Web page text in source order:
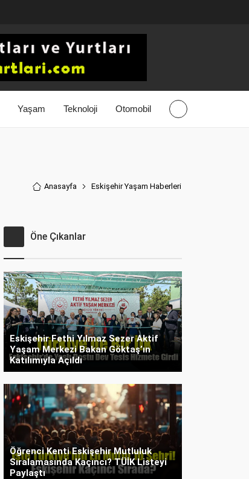
Yaşam Teknoloji Otomobil
Anasayfa Eskişehir Yaşam Haberleri
Öne Çıkanlar
Eskişehir Fethi Yılmaz Sezer Aktif
Yaşam Merkezi Bakan Göktaş’ın
Katılımıyla Açıldı
Öğrenci Kenti Eskişehir Mutluluk
Sıralamasında Kaçıncı? TÜİK Listeyi
Paylaştı